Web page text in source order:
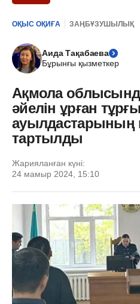
ОҚЫС ОҚИҒА ЗАҢБҰЗУШЫЛЫҚ
Аида Тақабаева
Бұрынғы қызметкер
Ақмола
әйелін ұрған
ауылдастарының
тартылды
Жарияланған күні:
24 мамыр 2024, 15:10